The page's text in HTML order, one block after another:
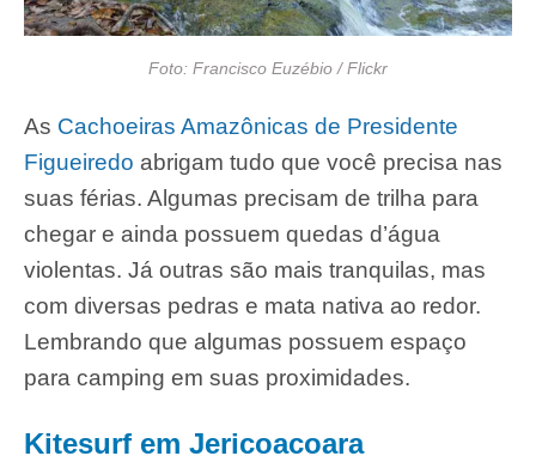
Foto: Francisco Euzébio / Flickr
As Cachoeiras Amazônicas de Presidente
Figueiredo abrigam tudo que você precisa nas
suas férias. Algumas precisam de trilha para
chegar e ainda possuem quedas d’água
violentas. Já outras são mais tranquilas, mas
com diversas pedras e mata nativa ao redor.
Lembrando que algumas possuem espaço
para camping em suas proximidades.
Kitesurf em Jericoacoara